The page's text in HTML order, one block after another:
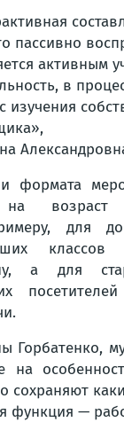
пассивно
активным
в
изучения
формата
на
для
классов
а для
Горбатенко,
на
сохраняют
функция —